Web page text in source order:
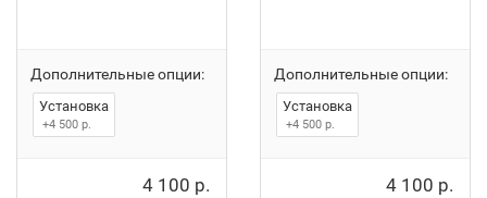
Дополнительные опции:
Установка
+4 500 р.
4 100 р.
Дополнительные опции:
Установка
+4 500 р.
4 100 р.